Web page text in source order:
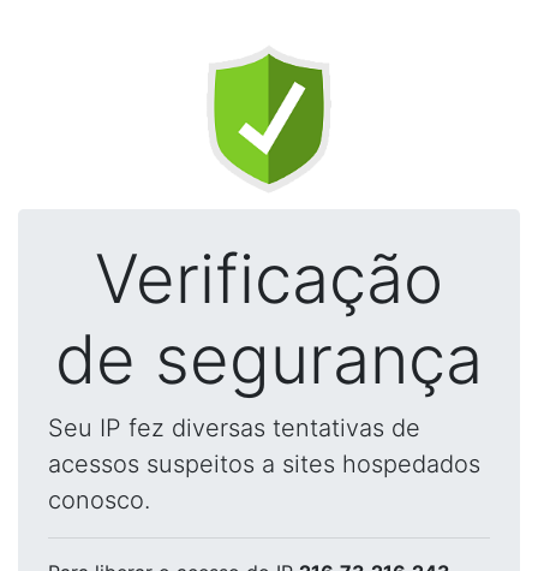
Verificação
de segurança
Seu IP fez diversas tentativas de
acessos suspeitos a sites hospedados
conosco.